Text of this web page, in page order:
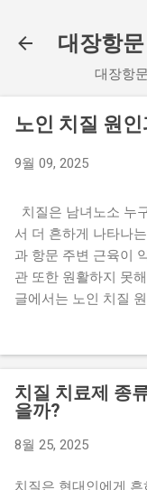
대장항
대장항
노인 치질 원인
9월 09, 2025
치질은 남녀노소 누
서 더 흔하게 나타나
과 항문 주변 근육이
관 또한 원활하지 못
글에서는 노인 치질
리하면 다음과 같습
이 아니라 생활 습관,
떨어지고, 항문 주위
치질 치료제 종
을까?
8월 25, 2025
치질은 현대인에게